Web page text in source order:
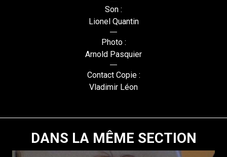
Son :
Lionel Quantin
Photo :
Arnold Pasquier
Contact Copie :
Vladimir Léon
DANS LA MÊME SECTION